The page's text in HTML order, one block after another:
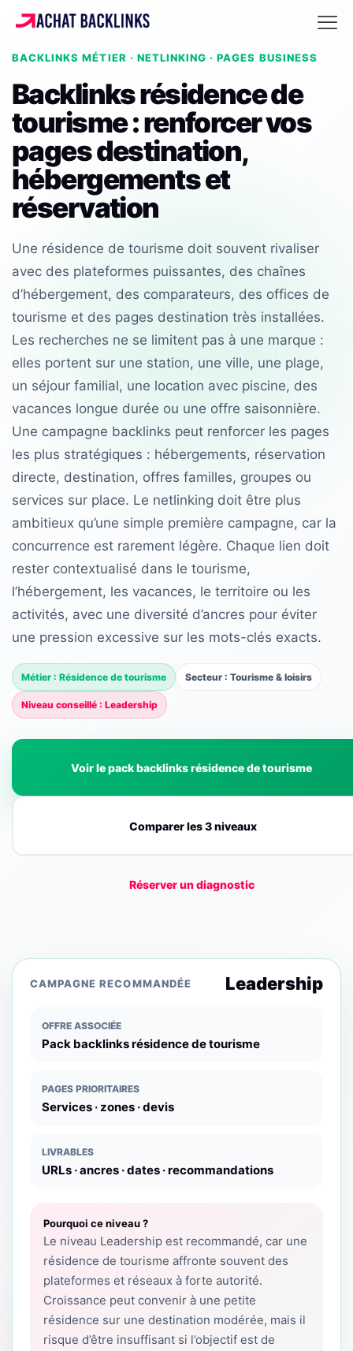
BACKLINKS MÉTIER · NETLINKING · PAGES BUSINESS
Backlinks résidence de
tourisme : renforcer vos
pages destination,
hébergements et
réservation
Une résidence de tourisme doit souvent rivaliser
avec des plateformes puissantes, des chaînes
d’hébergement, des comparateurs, des offices de
tourisme et des pages destination très installées.
Les recherches ne se limitent pas à une marque :
elles portent sur une station, une ville, une plage,
un séjour familial, une location avec piscine, des
vacances longue durée ou une offre saisonnière.
Une campagne backlinks peut renforcer les pages
les plus stratégiques : hébergements, réservation
directe, destination, offres familles, groupes ou
services sur place. Le netlinking doit être plus
ambitieux qu’une simple première campagne, car la
concurrence est rarement légère. Chaque lien doit
rester contextualisé dans le tourisme,
l’hébergement, les vacances, le territoire ou les
activités, avec une diversité d’ancres pour éviter
une pression excessive sur les mots-clés exacts.
Métier : Résidence de tourisme Secteur : Tourisme & loisirs
Niveau conseillé : Leadership
Voir le pack backlinks résidence de tourisme
Comparer les 3 niveaux
Réserver un diagnostic
CAMPAGNE RECOMMANDÉE Leadership
OFFRE ASSOCIÉE
Pack backlinks résidence de tourisme
PAGES PRIORITAIRES
Services · zones · devis
LIVRABLES
URLs · ancres · dates · recommandations
Pourquoi ce niveau ?
Le niveau Leadership est recommandé, car une
résidence de tourisme affronte souvent des
plateformes et réseaux à forte autorité.
Croissance peut convenir à une petite
résidence sur une destination modérée, mais il
risque d’être insuffisant si l’objectif est de